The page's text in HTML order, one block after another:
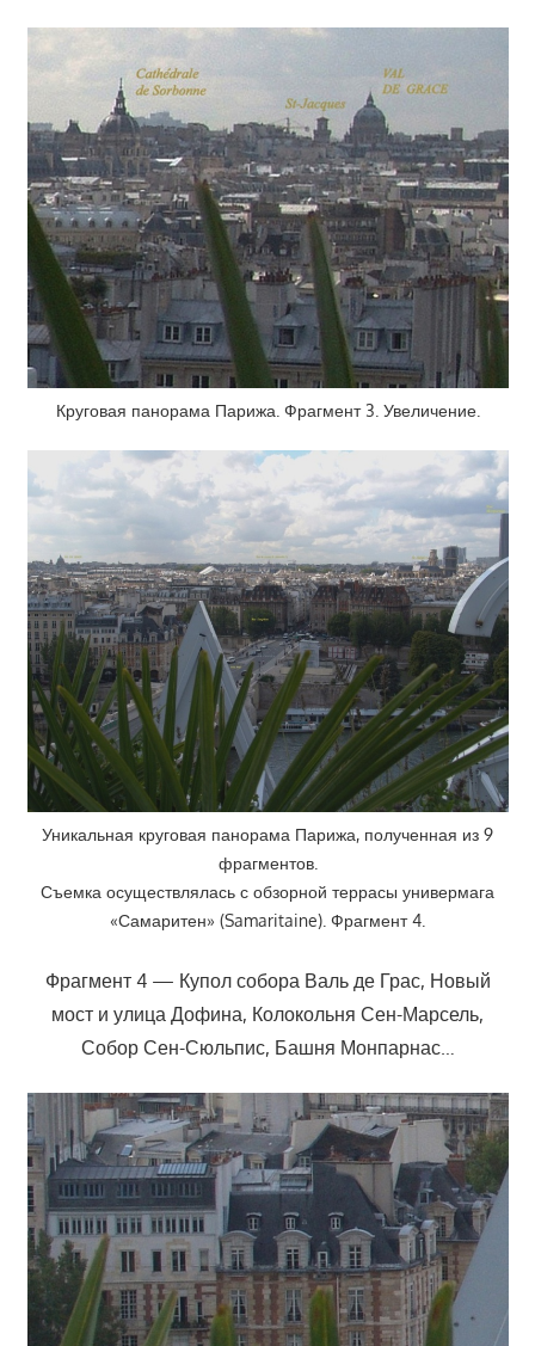
Круговая панорама Парижа. Фрагмент 3. Увеличение.
Уникальная круговая панорама Парижа, полученная из 9
фрагментов.
Съемка осуществлялась с обзорной террасы универмага
«Самаритен» (Samaritaine). Фрагмент 4.
Фрагмент 4 — Купол собора Валь де Грас, Новый
мост и улица Дофина, Колокольня Сен-Марсель,
Собор Сен-Сюльпис, Башня Монпарнас…